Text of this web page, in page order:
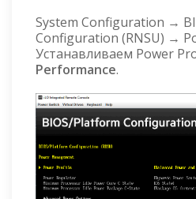
System Configuration →
Configuration (RNSU) →
Устанавливаем Power
Performance.